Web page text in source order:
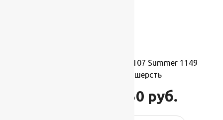
Ковер шерстяной Квадрат 107 Summer 1149
2,50×2,50 м, 100% шерсть
68 750 руб.